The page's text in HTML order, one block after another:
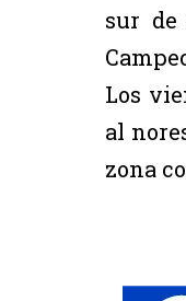
sur de
Los
al
zona